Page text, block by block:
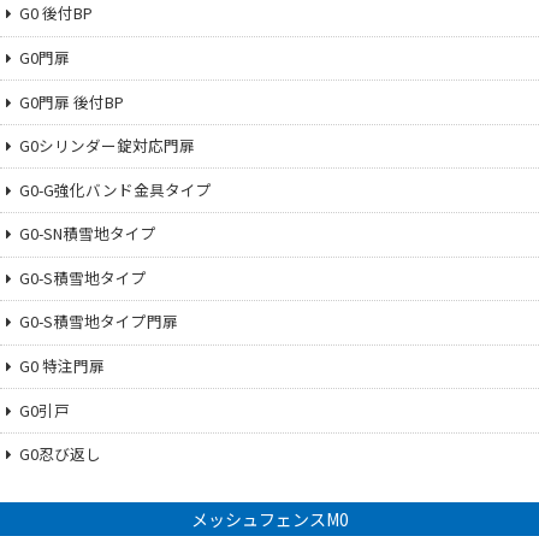
G0 後付BP
G0門扉
G0門扉 後付BP
G0シリンダー錠対応門扉
G0-G強化バンド金具タイプ
G0-SN積雪地タイプ
G0-S積雪地タイプ
G0-S積雪地タイプ門扉
G0 特注門扉
G0引戸
G0忍び返し
メッシュフェンスM0